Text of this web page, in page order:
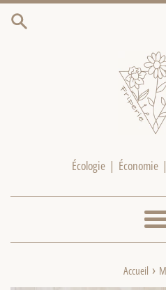
Passer
Écologie |
Accueil ›